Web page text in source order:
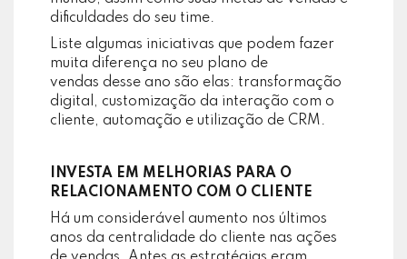
dificuldades do seu time.
Liste algumas iniciativas que podem fazer
muita diferença no seu plano de
vendas desse ano são elas: transformação
digital, customização da interação com o
cliente, automação e utilização de CRM.
INVESTA EM MELHORIAS PARA O
RELACIONAMENTO COM O CLIENTE
Há um considerável aumento nos últimos
anos da centralidade do cliente nas ações